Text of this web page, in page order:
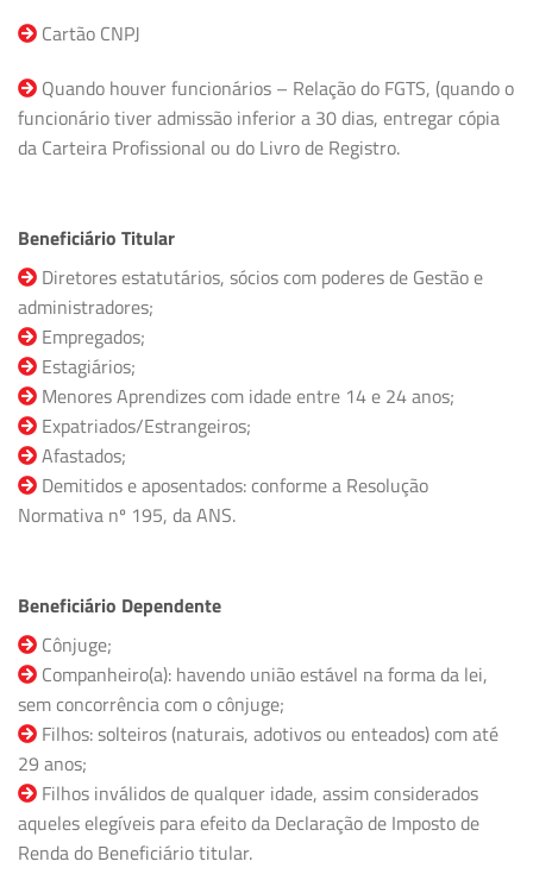
Cartão CNPJ
Quando houver funcionários – Relação do FGTS, (quando o
funcionário tiver admissão inferior a 30 dias, entregar cópia
da Carteira Profissional ou do Livro de Registro.
Beneficiário Titular
Diretores estatutários, sócios com poderes de Gestão e
administradores;
Empregados;
Estagiários;
Menores Aprendizes com idade entre 14 e 24 anos;
Expatriados/Estrangeiros;
Afastados;
Demitidos e aposentados: conforme a Resolução
Normativa nº 195, da ANS.
Beneficiário Dependente
Cônjuge;
Companheiro(a): havendo união estável na forma da lei,
sem concorrência com o cônjuge;
Filhos: solteiros (naturais, adotivos ou enteados) com até
29 anos;
Filhos inválidos de qualquer idade, assim considerados
aqueles elegíveis para efeito da Declaração de Imposto de
Renda do Beneficiário titular.